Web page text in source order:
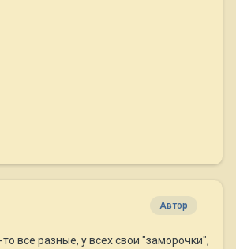
Автор
все разные, у всех свои "заморочки",